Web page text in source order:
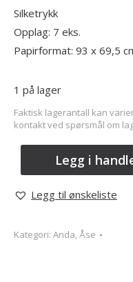
Silketrykk
Opplag: 7 eks.
Papirformat: 93 x 69,5
1 på lager
Faktisk lagerantall kan
kontakt ved spørsmål om
Legg i
Legg til ønskeliste
Kategori: Anda, Åse